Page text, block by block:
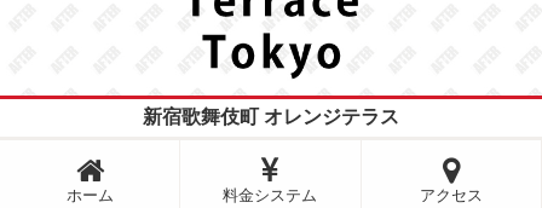
キャスト日記
店舗検索
新宿歌舞伎町 オレンジテラス
ホーム 料金システム アクセス